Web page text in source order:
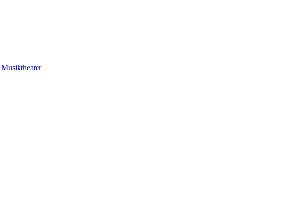
Musiktheater